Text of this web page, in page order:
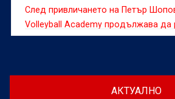
След привличането на Петър
Volleyball Academy продължава да
треньорския си екип с още един
АКТУАЛНО